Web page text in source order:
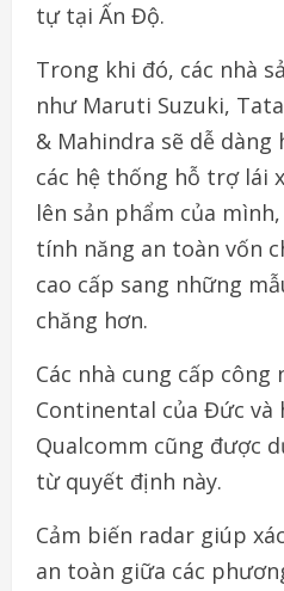
tự tại Ấn Độ.
Trong khi đó, các nhà
như Maruti Suzuki,
& Mahindra sẽ dễ
các hệ thống hỗ trợ lái
lên sản phẩm của
tính năng an toàn vốn
cao cấp sang những
chăng hơn.
Các nhà cung cấp công
Continental của Đức và
Qualcomm cũng được
từ quyết định này.
Cảm biến radar giúp
an toàn giữa các